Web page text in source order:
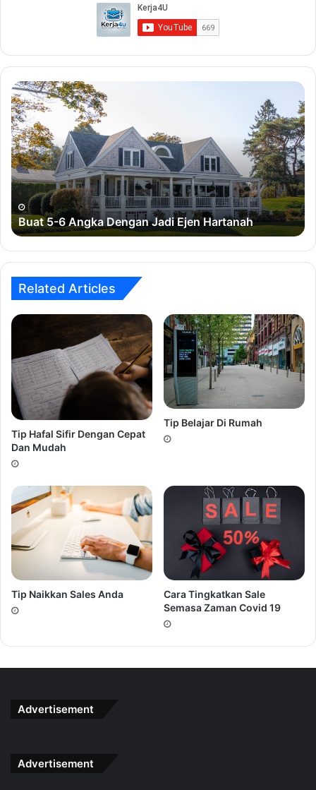
Buat
5-
6
Angka
Dengan
Jadi
Ejen
Hartanah
Buat 5-6 Angka Dengan Jadi Ejen Hartanah
Related Articles
Tip Hafal Sifir Dengan Cepat
Dan Mudah
Tip Belajar Di Rumah
Tip Naikkan Sales Anda
Cara Tingkatkan Sale
Semasa Zaman Covid 19
Advertisement
Advertisement